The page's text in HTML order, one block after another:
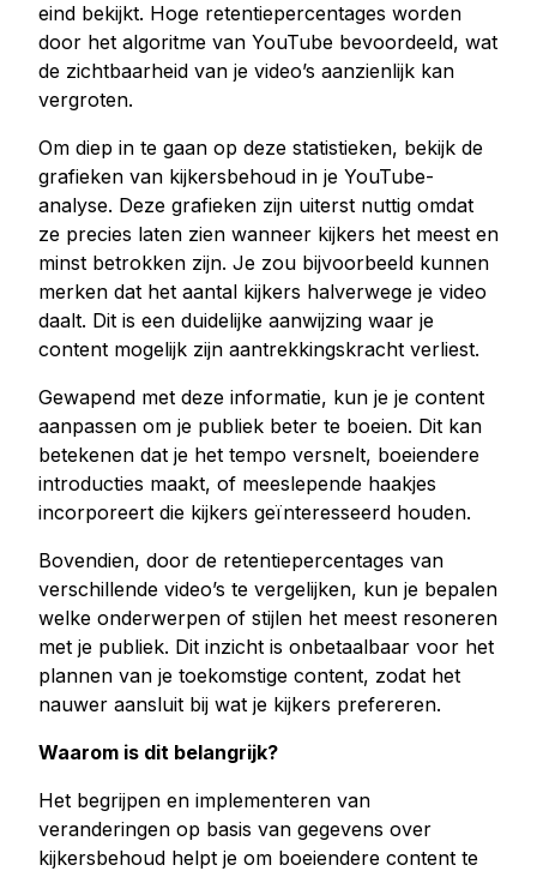
eind bekijkt. Hoge retentiepercentages worden
door het algoritme van YouTube bevoordeeld, wat
de zichtbaarheid van je video’s aanzienlijk kan
vergroten.
Om diep in te gaan op deze statistieken, bekijk de
grafieken van kijkersbehoud in je YouTube-
analyse. Deze grafieken zijn uiterst nuttig omdat
ze precies laten zien wanneer kijkers het meest en
minst betrokken zijn. Je zou bijvoorbeeld kunnen
merken dat het aantal kijkers halverwege je video
daalt. Dit is een duidelijke aanwijzing waar je
content mogelijk zijn aantrekkingskracht verliest.
Gewapend met deze informatie, kun je je content
aanpassen om je publiek beter te boeien. Dit kan
betekenen dat je het tempo versnelt, boeiendere
introducties maakt, of meeslepende haakjes
incorporeert die kijkers geïnteresseerd houden.
Bovendien, door de retentiepercentages van
verschillende video’s te vergelijken, kun je bepalen
welke onderwerpen of stijlen het meest resoneren
met je publiek. Dit inzicht is onbetaalbaar voor het
plannen van je toekomstige content, zodat het
nauwer aansluit bij wat je kijkers prefereren.
Waarom is dit belangrijk?
Het begrijpen en implementeren van
veranderingen op basis van gegevens over
kijkersbehoud helpt je om boeiendere content te